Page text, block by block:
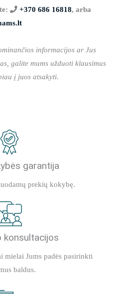
+370 686 16818, arba
informacijos ar Jus
galite mums užduoti klausimus
į juos atsakyti.
garantija
prekių kokybę.
konsultacijos
mielai Jums padės pasirinkti
baldus.